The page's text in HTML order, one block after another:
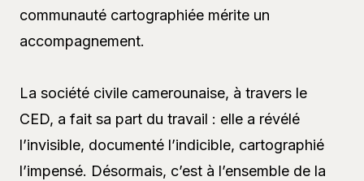
communauté cartographiée mérite un
accompagnement.
La société civile camerounaise, à travers le
CED, a fait sa part du travail : elle a révélé
l’invisible, documenté l’indicible, cartographié
l’impensé. Désormais, c’est à l’ensemble de la